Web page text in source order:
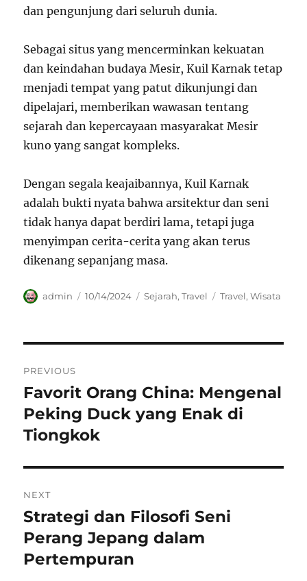
dan pengunjung dari seluruh dunia.
Sebagai situs yang mencerminkan kekuatan
dan keindahan budaya Mesir, Kuil Karnak tetap
menjadi tempat yang patut dikunjungi dan
dipelajari, memberikan wawasan tentang
sejarah dan kepercayaan masyarakat Mesir
kuno yang sangat kompleks.
Dengan segala keajaibannya, Kuil Karnak
adalah bukti nyata bahwa arsitektur dan seni
tidak hanya dapat berdiri lama, tetapi juga
menyimpan cerita-cerita yang akan terus
dikenang sepanjang masa.
Author
admin
Posted
10/14/2024 Categories
Sejarah,Travel Tags
Travel,Wisata
pos
PREVIOUS
Previous
post:
Favorit Orang China: Mengenal
Peking Duck yang Enak di
Tiongkok
NEXT
Next
post:
Strategi dan Filosofi Seni
Perang Jepang dalam
Pertempuran